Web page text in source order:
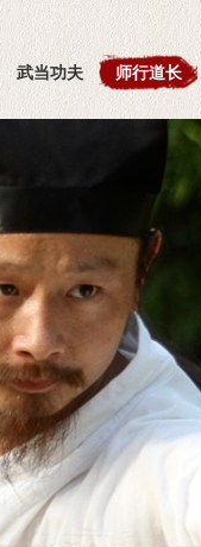
武当功夫 师行道长